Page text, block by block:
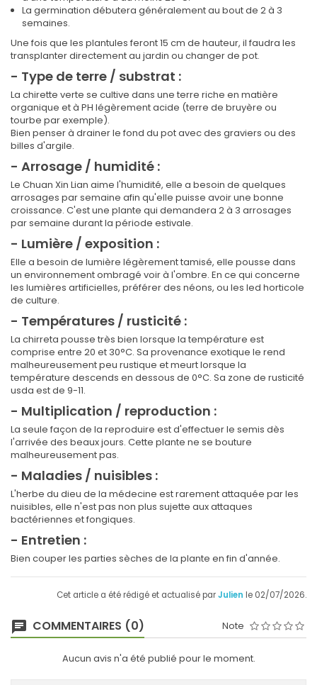
La germination débutera généralement au bout de 2 à 3
semaines.
Une fois que les plantules feront 15 cm de hauteur, il faudra les
transplanter directement au jardin ou changer de pot.
- Type de terre / substrat :
La chirette verte se cultive dans une terre riche en matière
organique et à PH légèrement acide (terre de bruyère ou
tourbe par exemple).
Bien penser à drainer le fond du pot avec des graviers ou des
billes d'argile.
- Arrosage / humidité :
Le Chuan Xin Lian aime l'humidité, elle a besoin de quelques
arrosages par semaine afin qu'elle puisse avoir une bonne
croissance. C'est une plante qui demandera 2 à 3 arrosages
par semaine durant la période estivale.
- Lumière / exposition :
Elle a besoin de lumière légèrement tamisé, elle pousse dans
un environnement ombragé voir à l'ombre. En ce qui concerne
les lumières artificielles, préférer des néons, ou les led horticole
de culture.
- Températures / rusticité :
La chirreta pousse très bien lorsque la température est
comprise entre 20 et 30°C. Sa provenance exotique le rend
malheureusement peu rustique et meurt lorsque la
température descends en dessous de 0°C. Sa zone de rusticité
usda est de 9-11.
- Multiplication / reproduction :
La seule façon de la reproduire est d'effectuer le semis dès
l'arrivée des beaux jours. Cette plante ne se bouture
malheureusement pas.
- Maladies / nuisibles :
L'herbe du dieu de la médecine est rarement attaquée par les
nuisibles, elle n'est pas non plus sujette aux attaques
bactériennes et fongiques.
- Entretien :
Bien couper les parties sèches de la plante en fin d'année.
Cet article a été rédigé et actualisé parJulien le 02/07/2026.
COMMENTAIRES (0) Note
Aucun avis n'a été publié pour le moment.